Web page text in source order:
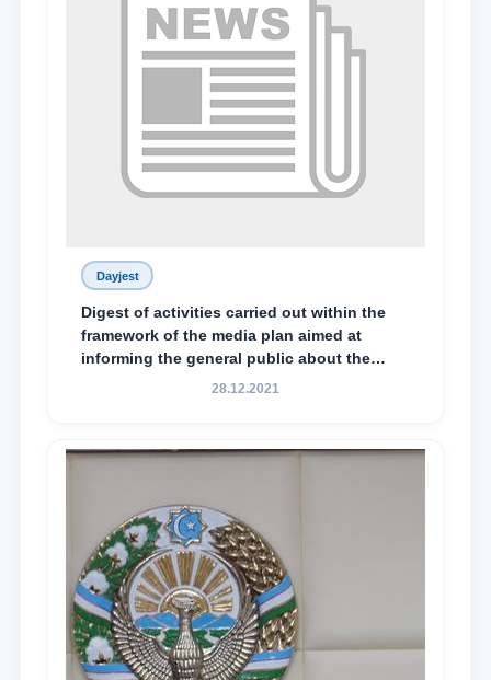
Dayjest
Digest of activities carried out within the
framework of the media plan aimed at
informing the general public about the
essence and content of the tasks outlined
Mirziyoyev, to the Oliy Majlis and the
28.12.2021